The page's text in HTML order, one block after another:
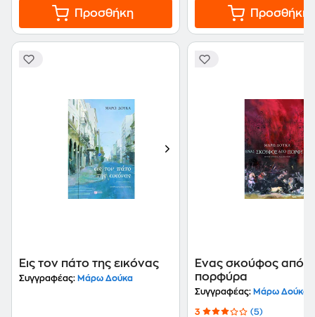
Προσθήκη Προσθήκη
Εις τον πάτο της εικόνας
Συγγραφέας: Μάρω Δούκα
Ένας σκούφος από
πορφύρα
Συγγραφέας: Μάρω Δούκα
3 (5)